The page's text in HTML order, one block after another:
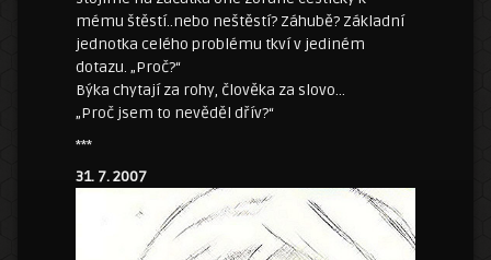
mému štěstí..nebo neštěstí? Záhubě? Základní
jednotka celého problému tkví v jediném
dotazu. „Proč?“
Býka chytají za rohy, člověka za slovo…
„Proč jsem to nevěděl dřív?“
***
31. 7. 2007